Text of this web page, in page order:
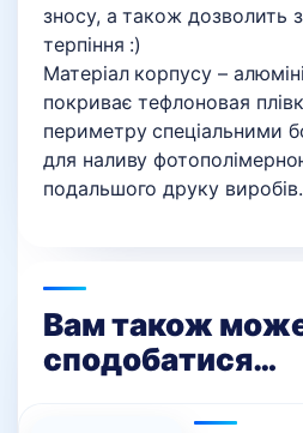
зносу, а також дозволить
терпіння :)
Матеріал корпусу –
покриває тефлоновая
периметру спеціальними
для наливу
подальшого друку виробів.
Вам також
сподобатися…